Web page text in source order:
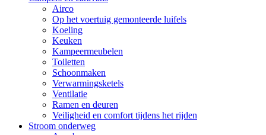
Airco
Op het voertuig gemonteerde luifels
Koeling
Keuken
Kampeermeubelen
Toiletten
Schoonmaken
Verwarmingsketels
Ventilatie
Ramen en deuren
Veiligheid en comfort tijdens het rijden
Stroom onderweg